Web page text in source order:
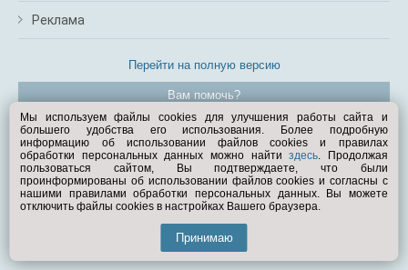
Реклама
Перейти на полную версию
Вам помочь?
© Exist.ru 1998—2026
Мы используем файлы cookies для улучшения работы сайта и
большего удобства его использования. Более подробную
информацию об использовании файлов cookies и правилах
обработки персональных данных можно найтиздесь. Продолжая
пользоваться сайтом, Вы подтверждаете, что были
проинформированы об использовании файлов cookies и согласны с
нашими правилами обработки персональных данных. Вы можете
отключить файлы cookies в настройках Вашего браузера.
Принимаю